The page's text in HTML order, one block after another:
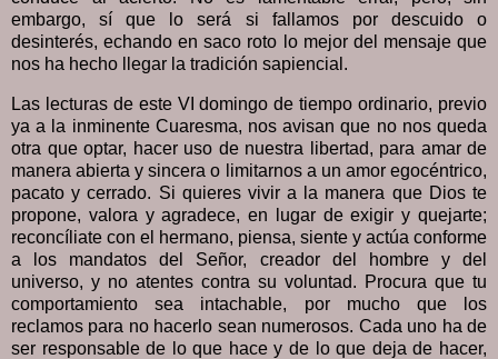
embargo, sí que lo será si fallamos por descuido o
desinterés, echando en saco roto lo mejor del mensaje que
nos ha hecho llegar la tradición sapiencial.
Las lecturas de este VI domingo de tiempo ordinario, previo
ya a la inminente Cuaresma, nos avisan que no nos queda
otra que optar, hacer uso de nuestra libertad, para amar de
manera abierta y sincera o limitarnos a un amor egocéntrico,
pacato y cerrado. Si quieres vivir a la manera que Dios te
propone, valora y agradece, en lugar de exigir y quejarte;
reconcíliate con el hermano, piensa, siente y actúa conforme
a los mandatos del Señor, creador del hombre y del
universo, y no atentes contra su voluntad. Procura que tu
comportamiento sea intachable, por mucho que los
reclamos para no hacerlo sean numerosos. Cada uno ha de
ser responsable de lo que hace y de lo que deja de hacer,